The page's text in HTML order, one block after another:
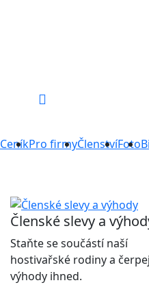
CeníkPro firmyČlenstvíFoto
Členské slevy a
Staňte se součástí naší
hostivařské rodiny a
výhody ihned.